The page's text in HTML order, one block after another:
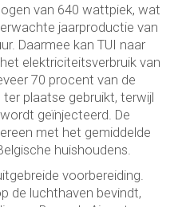
van 640 wattpiek, wat
jaarproductie van
Daarmee kan TUI naar
elektriciteitsverbruik van
70 procent van de
plaatse gebruikt, terwijl
geïnjecteerd. De
met het gemiddelde
huishoudens.
voorbereiding.
de luchthaven bevindt,